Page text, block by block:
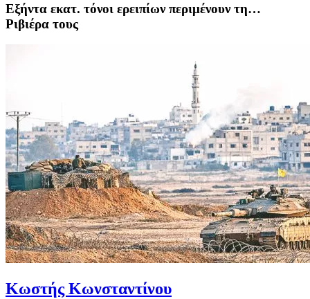
Εξήντα εκατ. τόνοι ερειπίων περιμένουν τη…
Ριβιέρα τους
Κωστής Κωνσταντίνου